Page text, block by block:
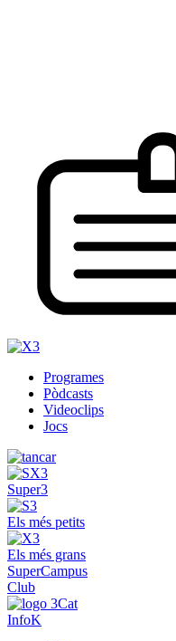
Programes
Pòdcasts
Videoclips
Jocs
Super3
Els més petits
Els més grans
SuperCampus
Club
InfoK